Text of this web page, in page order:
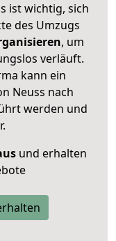
ist wichtig, sich
des Umzugs
, um
verläuft.
kann ein
Neuss nach
werden und
und erhalten